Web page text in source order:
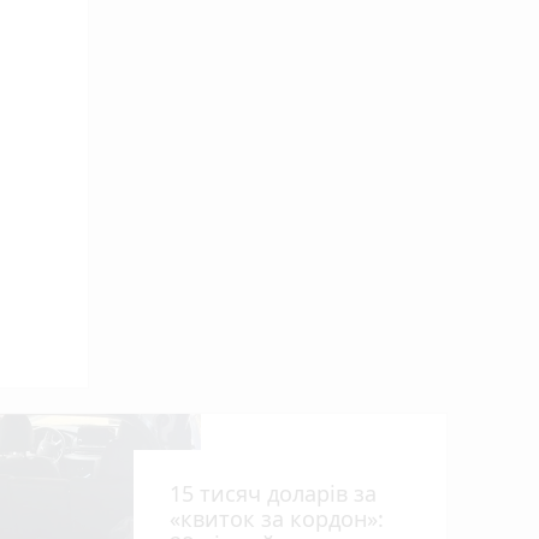
15 тисяч доларів за
«квиток за кордон»: